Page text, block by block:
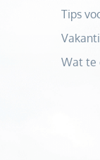
Tips
Wat te